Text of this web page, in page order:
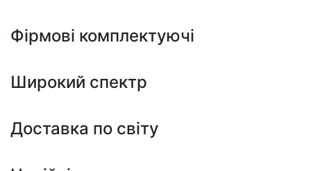
Фірмові комплектуючі
Широкий спектр
Доставка по світу